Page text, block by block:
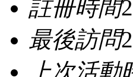
註冊時間
最後訪問
上次活動